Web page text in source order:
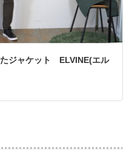
ジャケット ELVINE(エル